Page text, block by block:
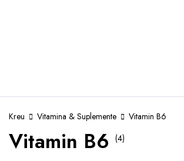
Kreu Vitamina & Suplemente Vitamin B6
Vitamin B6 (4)